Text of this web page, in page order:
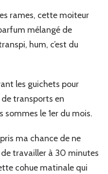
rames, cette moiteur
mélangé de
hum, c’est du
les guichets pour
transports en
sommes le 1er du mois.
ma chance de ne
travailler à 30 minutes
cohue matinale qui